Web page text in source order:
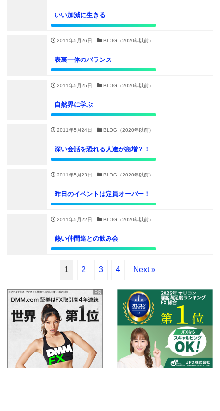
いい加減に生きる
2011年5月26日 BLOG（2020年以前）
表裏一体のバランス
2011年5月25日 BLOG（2020年以前）
自然界に学ぶ
2011年5月24日 BLOG（2020年以前）
深い会話を恐れる人達が急増？！
2011年5月23日 BLOG（2020年以前）
昨日のイベントは定員オーバー！
2011年5月22日 BLOG（2020年以前）
熱い仲間達との飲み会
1 2 3 4 Next »